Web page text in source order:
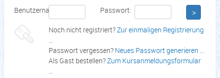
Benutzername: Passwort: >
Noch nicht registriert?Zur einmaligen Registrierung
Passwort vergessen? Neues Passwort generieren ...
Als Gast bestellen?Zum Kursanmeldungsformular